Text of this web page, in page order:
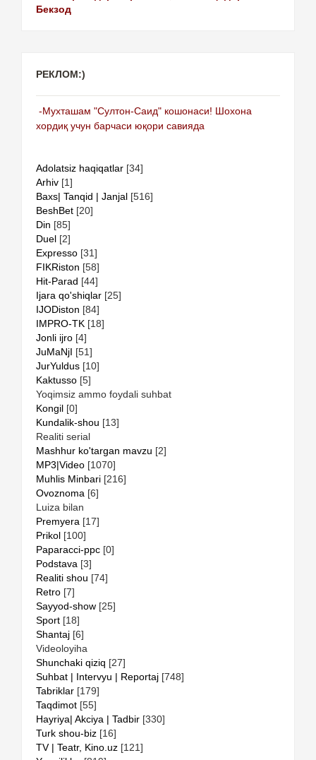
Бекзод
РЕКЛОМ:)
-Мухташам "Султон-Саид" кошонаси! Шохона
хордиқ учун барчаси юқори савияда
Adolatsiz haqiqatlar [34]
Arhiv [1]
Baxs| Tanqid | Janjal [516]
BeshBet [20]
Din [85]
Duel [2]
Expresso [31]
FIKRiston [58]
Hit-Parad [44]
Ijara qo'shiqlar [25]
IJODiston [84]
IMPRO-TK [18]
Jonli ijro [4]
JuMaNjI [51]
JurYuldus [10]
Kaktusso [5]
Yoqimsiz ammo foydali suhbat
Kongil [0]
Kundalik-shou [13]
Realiti serial
Mashhur ko'targan mavzu [2]
MP3|Video [1070]
Muhlis Minbari [216]
Ovoznoma [6]
Luiza bilan
Premyera [17]
Prikol [100]
Paparacci-ppc [0]
Podstava [3]
Realiti shou [74]
Retro [7]
Sayyod-show [25]
Sport [18]
Shantaj [6]
Videoloyiha
Shunchaki qiziq [27]
Suhbat | Intervyu | Reportaj [748]
Tabriklar [179]
Taqdimot [55]
Hayriya| Akciya | Tadbir [330]
Turk shou-biz [16]
TV | Teatr, Kino.uz [121]